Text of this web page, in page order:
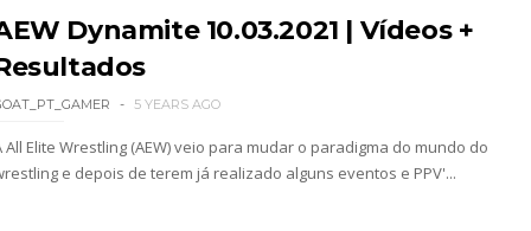
All In
no México revelado
Dynamite 10.03.2021 | Vídeos +
5 YEARS AGO
All Elite Wrestling (AEW) veio para mudar o paradigma do mundo do
e depois de terem já realizado alguns eventos e PPV'...